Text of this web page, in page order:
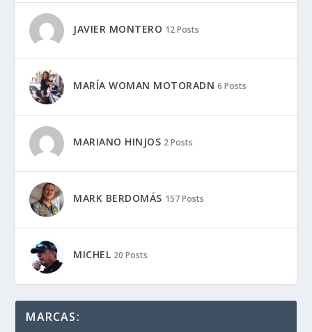
JAVIER MONTERO 12 Posts
MARÍA WOMAN MOTORADN 6 Posts
MARIANO HINJOS 2 Posts
MARK BERDOMÁS 157 Posts
MICHEL 20 Posts
MARCAS: